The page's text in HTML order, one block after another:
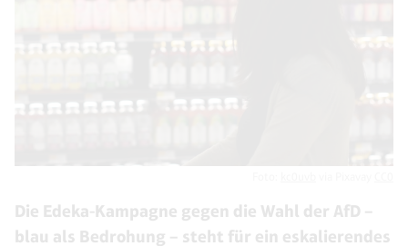
Die Edeka-Kampagne gegen die Wahl der AfD –
blau als Bedrohung – steht für ein eskalierendes